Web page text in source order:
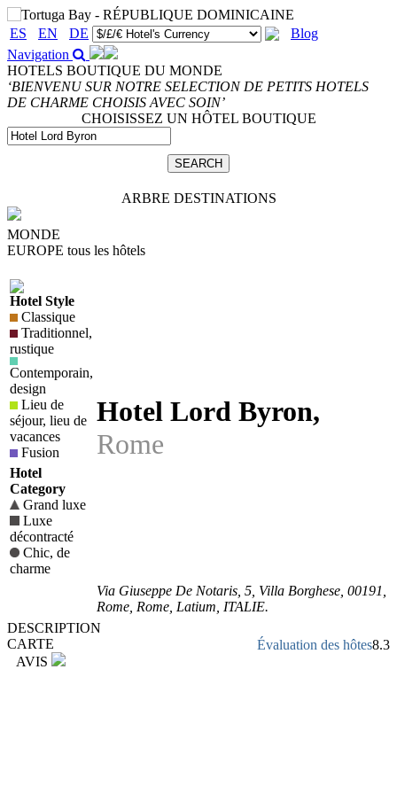
ES EN DE
Blog
Navigation
HOTELS BOUTIQUE DU MONDE
‘BIENVENU SUR NOTRE SELECTION DE PETITS HOTELS
DE CHARME CHOISIS AVEC SOIN’
CHOISISSEZ UN HÔTEL BOUTIQUE
ARBRE DESTINATIONS
MONDE
EUROPE tous les hôtels
Hotel Style
Classique
Traditionnel,
rustique
Contemporain,
design
Lieu de
séjour, lieu de
vacances
Fusion
Hotel
Category
Grand luxe
Luxe
décontracté
Chic, de
charme
Hotel Lord Byron,
Rome
Via Giuseppe De Notaris, 5 , Villa Borghese, 00191
Rome, Rome Latium ITALIE.
Évaluation des hôtes8.3
DESCRIPTION
CARTE
AVIS